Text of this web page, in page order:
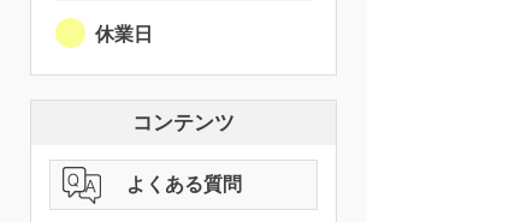
休業日
コンテンツ
よくある質問